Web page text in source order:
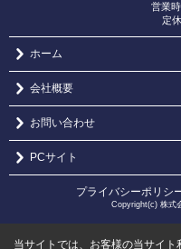
営業
定
ホーム
会社概要
お問い合わせ
PCサイト
プライバシーポリシ
Copyright(c) 株式
当サイトでは、お客様の当サイ